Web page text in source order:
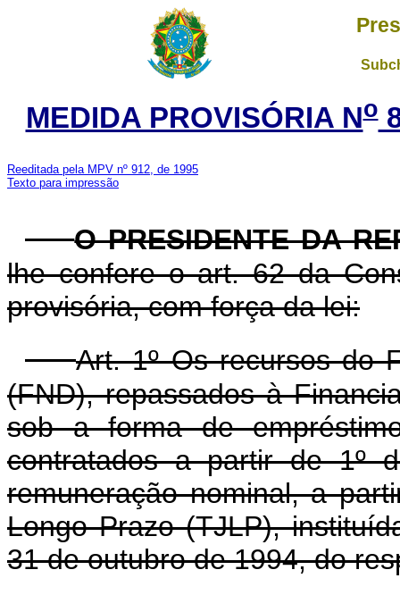
MEDIDA PROVISÓRIA No
Reeditada pela MPV nº 912, de 1995
Texto para impressão
O PRESIDENTE DA
lhe confere o art. 62 da
provisória, com força da lei:
Art. 1º Os recursos do
(FND), repassados à
sob a forma de
contratados a partir de 1º
remuneração nominal, a
Longo Prazo (TJLP),
31 de outubro de 1994, do